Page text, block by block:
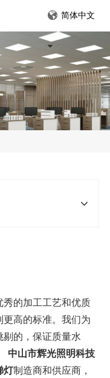
简体中文
秀的加工工艺和优质
更高的标准。我们为
剔的，保证质量水
中山市辉光照明科技
灯制造商和供应商，